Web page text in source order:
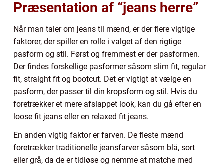
Præsentation af “jeans herre”
Når man taler om jeans til mænd, er der flere vigtige
faktorer, der spiller en rolle i valget af den rigtige
pasform og stil. Først og fremmest er der pasformen.
Der findes forskellige pasformer såsom slim fit, regular
fit, straight fit og bootcut. Det er vigtigt at vælge en
pasform, der passer til din kropsform og stil. Hvis du
foretrækker et mere afslappet look, kan du gå efter en
loose fit jeans eller en relaxed fit jeans.
En anden vigtig faktor er farven. De fleste mænd
foretrækker traditionelle jeansfarver såsom blå, sort
eller grå, da de er tidløse og nemme at matche med